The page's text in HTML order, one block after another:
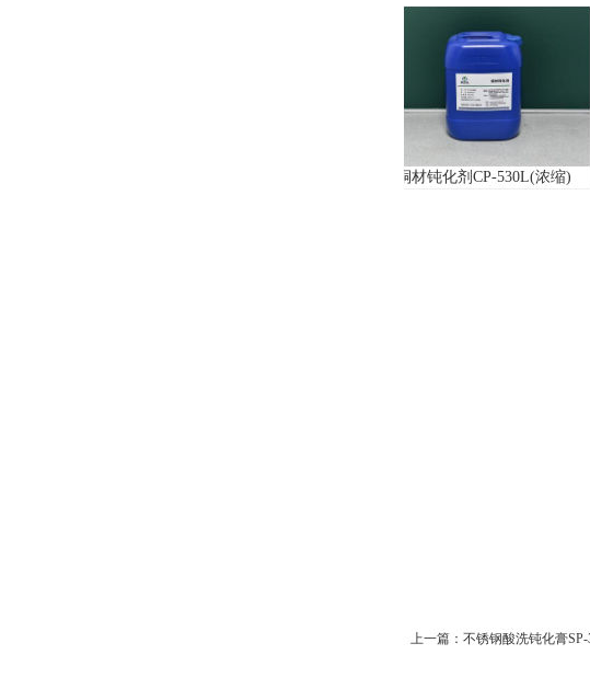
铜材钝化剂CP-530L(浓缩)
上一篇：不锈钢酸洗钝化膏SP-